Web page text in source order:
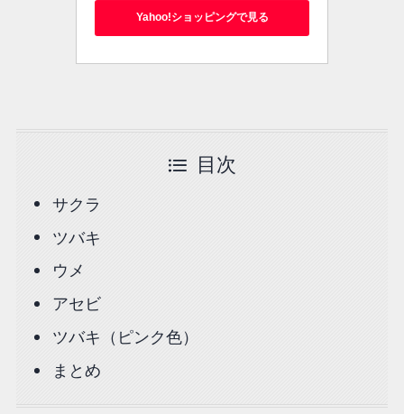
Yahoo!ショッピングで見る
目次
サクラ
ツバキ
ウメ
アセビ
ツバキ（ピンク色）
まとめ